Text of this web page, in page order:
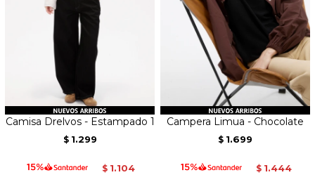
Camisa Drelvos - Estampado 1
$ 1.299
$ 1.104
Campera Limua - Chocolate
$ 1.699
$ 1.444